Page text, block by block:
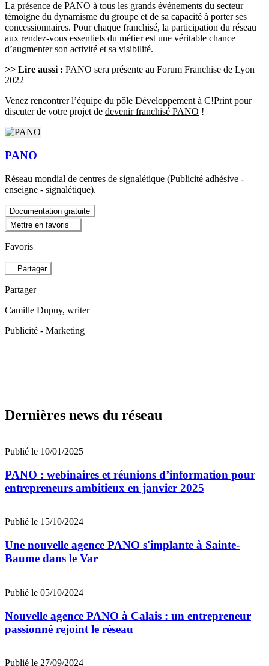
La présence de PANO à tous les grands événements du secteur
témoigne du dynamisme du groupe et de sa capacité à porter ses
concessionnaires. Pour chaque franchisé, la participation du réseau
aux rendez-vous essentiels du métier est une véritable chance
d’augmenter son activité et sa visibilité.
>> Lire aussi : PANO sera présente au Forum Franchise de Lyon
2022
Venez rencontrer l’équipe du pôle Développement à C!Print pour
discuter de votre projet de devenir franchisé PANO !
PANO
Réseau mondial de centres de signalétique (Publicité adhésive -
enseigne - signalétique).
Documentation gratuite
Mettre en favoris
Favoris
Partager
Partager
Camille Dupuy, writer
Publicité - Marketing
Dernières news du réseau
Publié le 10/01/2025
PANO : webinaires et réunions d’information pour
entrepreneurs ambitieux en janvier 2025
Publié le 15/10/2024
Une nouvelle agence PANO s'implante à Sainte-
Baume dans le Var
Publié le 05/10/2024
Nouvelle agence PANO à Calais : un entrepreneur
passionné rejoint le réseau
Publié le 27/09/2024